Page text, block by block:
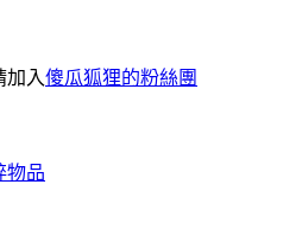
加入傻瓜狐狸的粉絲團
物品